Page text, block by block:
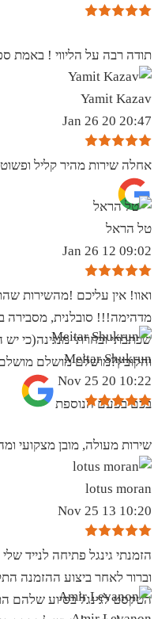
תודה רבה על הליווי ! באמת
Yamit Kazav
20:47 20 Jan 26
אחלה שירות מהיר קליל
טל הראל
09:02 12 Jan 26
ואוו! אין עליכם !מהשירות
מדהימה!!! סובלנית, מסבירה
שכתבתי ובחרתי מנגינה(כי יש
והקובץ?מושלם מושלם
בכם בפעם הנוספת
Meitar Shukrun
10:22 20 Nov 25
שירות מעולה, מובן מצקועי
lotus moran
10:20 13 Nov 25
הזמנתי גינגל פתיחה לנייד
וברור לאחר ביצוע ההזמנה
הטקסט לגינגל בסיוע שלהם